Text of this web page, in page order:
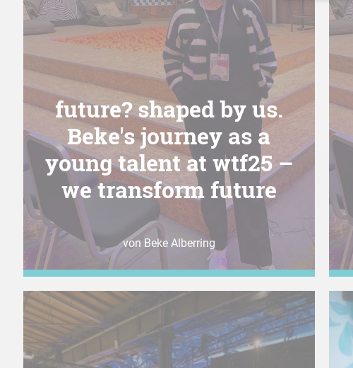
future? shaped by us.
Beke's journey as a
young talent at wtf25 –
we transform future
von Beke Alberring